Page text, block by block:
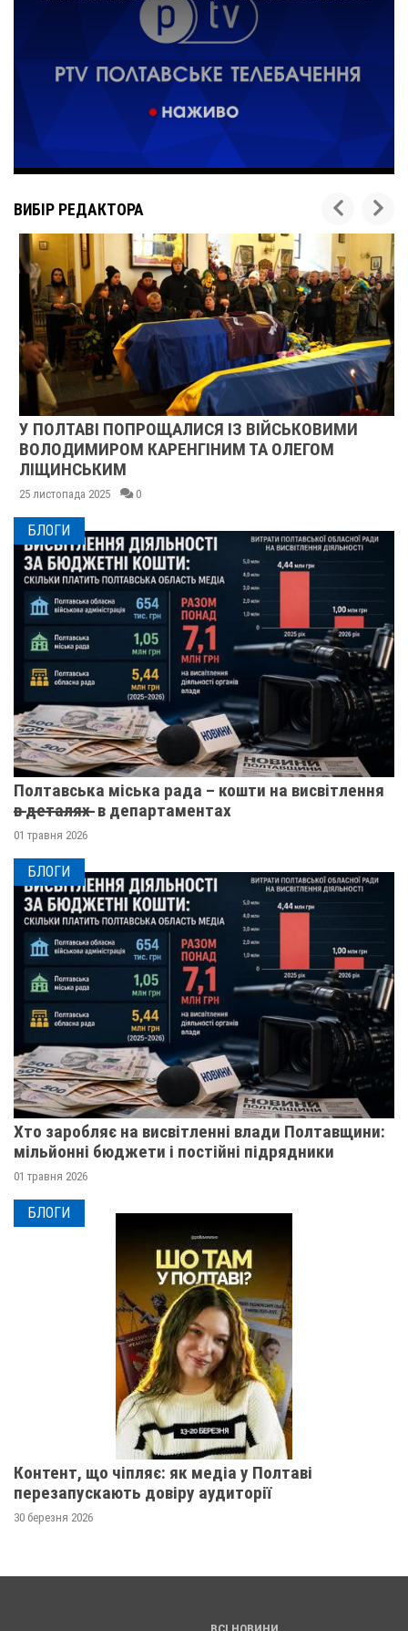
ВИБІР РЕДАКТОРА
У ПОЛТАВІ ПОПРОЩАЛИСЯ ІЗ ВІЙСЬКОВИМИ
ВОЛОДИМИРОМ КАРЕНГІНИМ ТА ОЛЕГОМ
ЛІЩИНСЬКИМ
25 листопада 2025 0
БЛОГИ
Полтавська міська рада – кошти на висвітлення
в̶ ̶д̶е̶т̶а̶л̶я̶х̶ ̶ в департаментах
01 травня 2026
БЛОГИ
Хто заробляє на висвітленні влади Полтавщини:
мільйонні бюджети і постійні підрядники
01 травня 2026
БЛОГИ
Контент, що чіпляє: як медіа у Полтаві
перезапускають довіру аудиторії
30 березня 2026